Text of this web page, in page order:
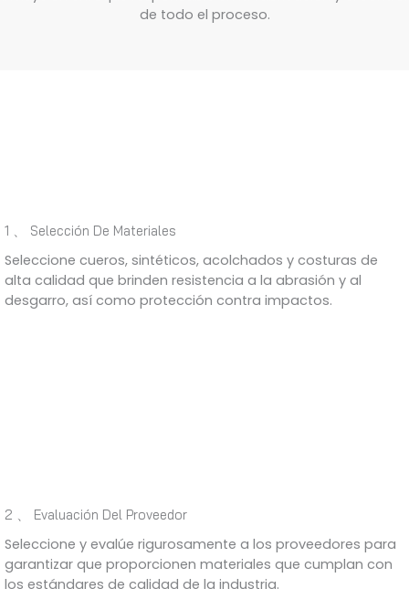
de todo el proceso.
1 、 Selección De Materiales
Seleccione cueros, sintéticos, acolchados y costuras de
alta calidad que brinden resistencia a la abrasión y al
desgarro, así como protección contra impactos.
2 、 Evaluación Del Proveedor
Seleccione y evalúe rigurosamente a los proveedores para
garantizar que proporcionen materiales que cumplan con
los estándares de calidad de la industria.